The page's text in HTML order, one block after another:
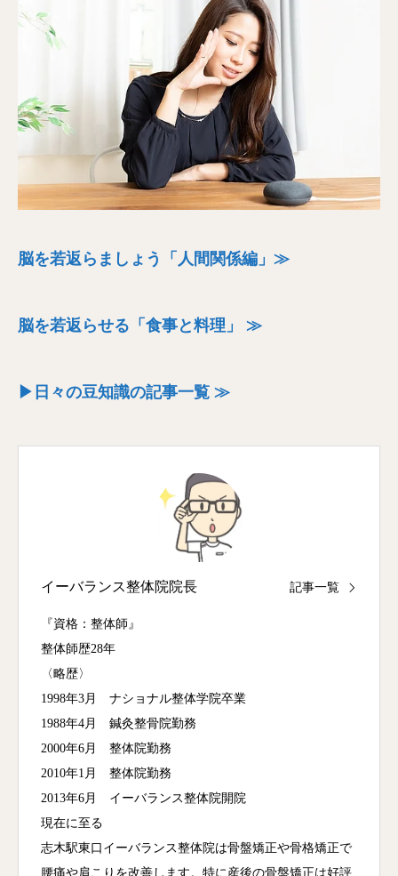
脳を若返らましょう「人間関係編」≫
脳を若返らせる「食事と料理」 ≫
▶日々の豆知識の記事一覧 ≫
イーバランス整体院院長 記事一覧
『資格：整体師』
整体師歴28年
〈略歴〉
1998年3月 ナショナル整体学院卒業
1988年4月 鍼灸整骨院勤務
2000年6月 整体院勤務
2010年1月 整体院勤務
2013年6月 イーバランス整体院開院
現在に至る
志木駅東口イーバランス整体院は骨盤矯正や骨格矯正で
腰痛や肩こりを改善します。特に産後の骨盤矯正は好評